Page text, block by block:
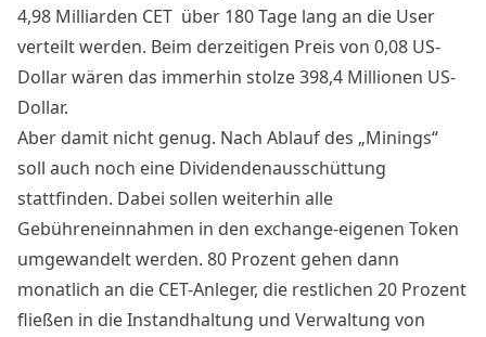
4,98 Milliarden CET über 180 Tage lang an die User
verteilt werden. Beim derzeitigen Preis von 0,08 US-
Dollar wären das immerhin stolze 398,4 Millionen US-
Dollar.
Aber damit nicht genug. Nach Ablauf des „Minings“
soll auch noch eine Dividendenausschüttung
stattfinden. Dabei sollen weiterhin alle
Gebühreneinnahmen in den exchange-eigenen Token
umgewandelt werden. 80 Prozent gehen dann
monatlich an die CET-Anleger, die restlichen 20 Prozent
fließen in die Instandhaltung und Verwaltung von